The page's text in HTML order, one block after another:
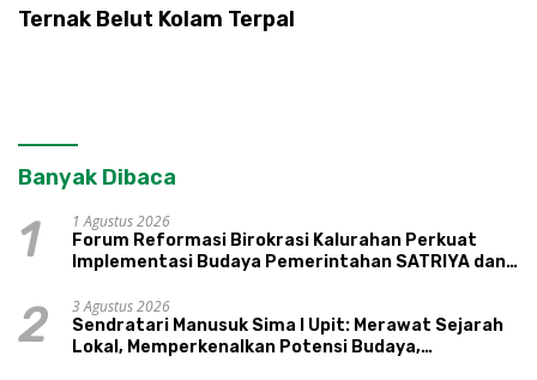
Ternak Belut Kolam Terpal
Banyak Dibaca
1
1 Agustus 2026
Forum Reformasi Birokrasi Kalurahan Perkuat
Implementasi Budaya Pemerintahan SATRIYA dan
2
3 Agustus 2026
Sendratari Manusuk Sima I Upit: Merawat Sejarah
Lokal, Memperkenalkan Potensi Budaya,